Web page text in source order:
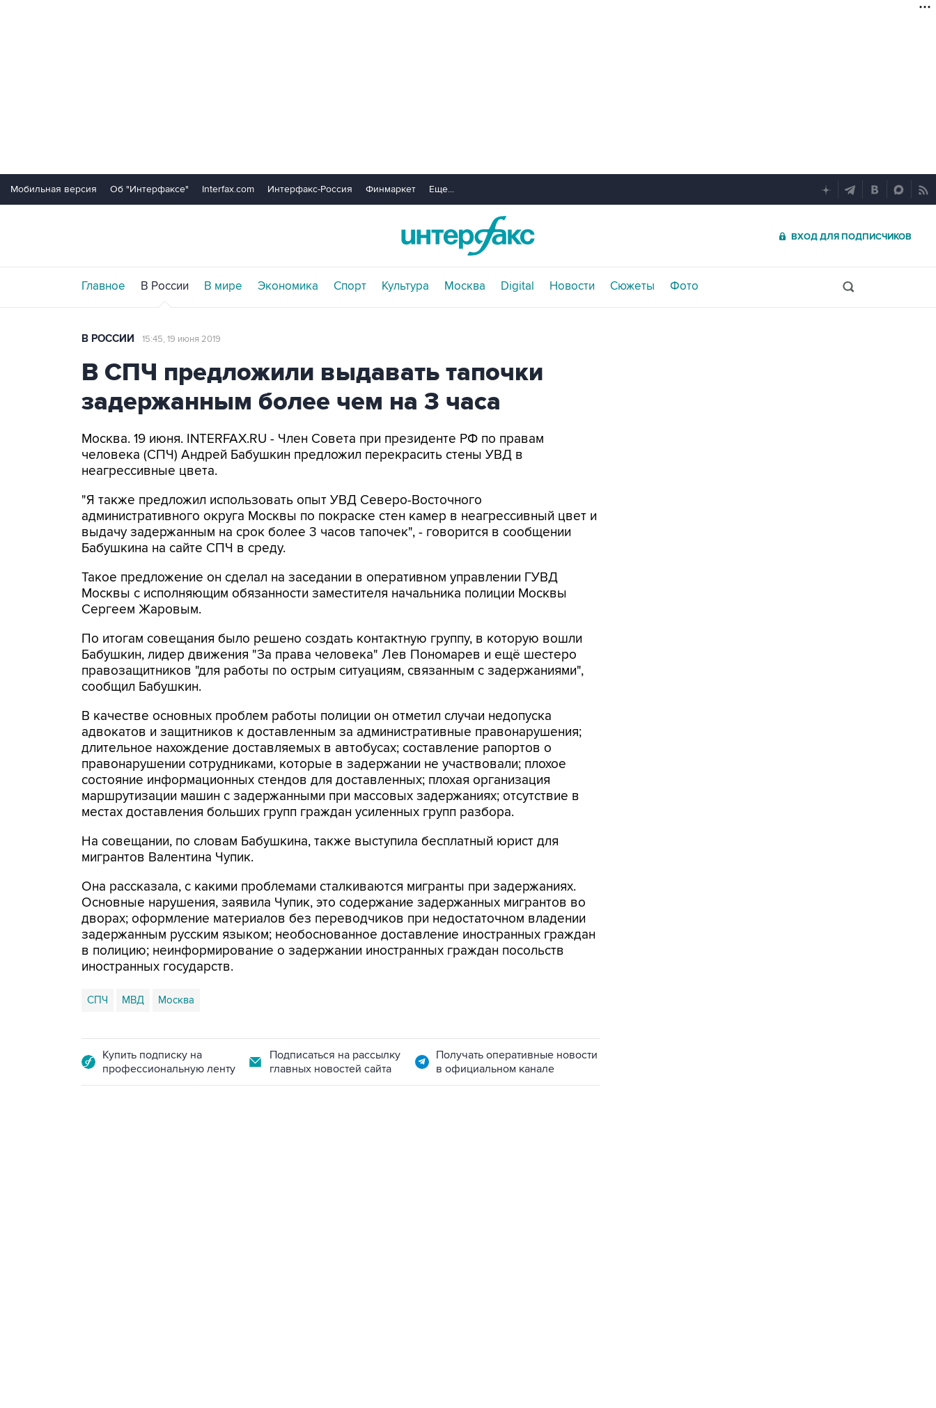
Мобильная версия Об "Интерфаксе" Interfax.com Интерфакс-Россия Финмаркет Еще...
ВХОД ДЛЯ ПОДПИСЧИКОВ
Главное В России В мире Экономика Спорт Культура Москва Digital Новости Сюжеты Фото
В РОССИИ 15:45, 19 июня 2019
В СПЧ предложили выдавать тапочки
задержанным более чем на 3 часа
Москва. 19 июня. INTERFAX.RU - Член Совета при президенте РФ по правам
человека (СПЧ) Андрей Бабушкин предложил перекрасить стены УВД в
неагрессивные цвета.
"Я также предложил использовать опыт УВД Северо-Восточного
административного округа Москвы по покраске стен камер в неагрессивный цвет и
выдачу задержанным на срок более 3 часов тапочек", - говорится в сообщении
Бабушкина на сайте СПЧ в среду.
Такое предложение он сделал на заседании в оперативном управлении ГУВД
Москвы с исполняющим обязанности заместителя начальника полиции Москвы
Сергеем Жаровым.
По итогам совещания было решено создать контактную группу, в которую вошли
Бабушкин, лидер движения "За права человека" Лев Пономарев и ещё шестеро
правозащитников "для работы по острым ситуациям, связанным с задержаниями",
сообщил Бабушкин.
В качестве основных проблем работы полиции он отметил случаи недопуска
адвокатов и защитников к доставленным за административные правонарушения;
длительное нахождение доставляемых в автобусах; составление рапортов о
правонарушении сотрудниками, которые в задержании не участвовали; плохое
состояние информационных стендов для доставленных; плохая организация
маршрутизации машин с задержанными при массовых задержаниях; отсутствие в
местах доставления больших групп граждан усиленных групп разбора.
На совещании, по словам Бабушкина, также выступила бесплатный юрист для
мигрантов Валентина Чупик.
Она рассказала, с какими проблемами сталкиваются мигранты при задержаниях.
Основные нарушения, заявила Чупик, это содержание задержанных мигрантов во
дворах; оформление материалов без переводчиков при недостаточном владении
задержанным русским языком; необоснованное доставление иностранных граждан
в полицию; неинформирование о задержании иностранных граждан посольств
иностранных государств.
СПЧ МВД Москва
Купить подписку на
профессиональную ленту
Подписаться на рассылку
главных новостей сайта
Получать оперативные новости
в официальном канале